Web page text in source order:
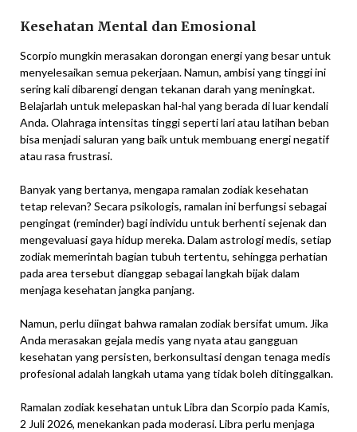
Kesehatan Mental dan Emosional
Scorpio mungkin merasakan dorongan energi yang besar untuk
menyelesaikan semua pekerjaan. Namun, ambisi yang tinggi ini
sering kali dibarengi dengan tekanan darah yang meningkat.
Belajarlah untuk melepaskan hal-hal yang berada di luar kendali
Anda. Olahraga intensitas tinggi seperti lari atau latihan beban
bisa menjadi saluran yang baik untuk membuang energi negatif
atau rasa frustrasi.
Banyak yang bertanya, mengapa ramalan zodiak kesehatan
tetap relevan? Secara psikologis, ramalan ini berfungsi sebagai
pengingat (reminder) bagi individu untuk berhenti sejenak dan
mengevaluasi gaya hidup mereka. Dalam astrologi medis, setiap
zodiak memerintah bagian tubuh tertentu, sehingga perhatian
pada area tersebut dianggap sebagai langkah bijak dalam
menjaga kesehatan jangka panjang.
Namun, perlu diingat bahwa ramalan zodiak bersifat umum. Jika
Anda merasakan gejala medis yang nyata atau gangguan
kesehatan yang persisten, berkonsultasi dengan tenaga medis
profesional adalah langkah utama yang tidak boleh ditinggalkan.
Ramalan zodiak kesehatan untuk Libra dan Scorpio pada Kamis,
2 Juli 2026, menekankan pada moderasi. Libra perlu menjaga